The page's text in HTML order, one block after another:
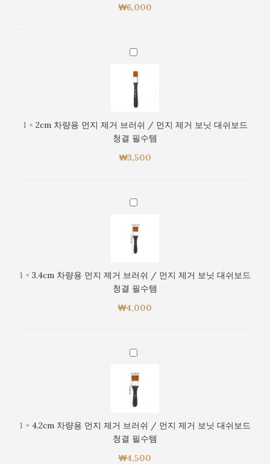
브
/
지
제
거
닛
대
쉬
결
수
템
₩6,000
2cm
량
용
먼
제
거
브
/
지
제
거
닛
대
쉬
결
수
템
1 × 2cm 차량용 먼지 제거 브러쉬 / 먼지 제거 보닛 대쉬보드
청결 필수템
₩3,500
3.4cm
량
용
먼
제
거
브
/
지
제
거
닛
대
쉬
1 × 3.4cm 차량용 먼지 제거 브러쉬 / 먼지 제거 보닛 대쉬보드
청결 필수템
₩4,000
4.2cm
량
용
먼
제
거
브
1 × 4.2cm 차량용 먼지 제거 브러쉬 / 먼지 제거 보닛 대쉬보드
청결 필수템
₩4,500